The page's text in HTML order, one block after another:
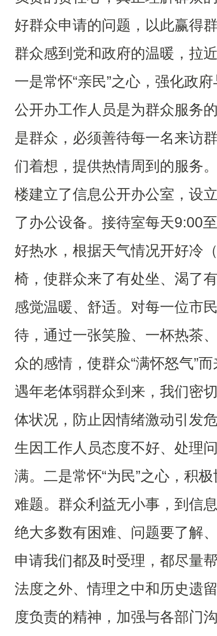
好群众申请的问题，以此赢得
群众感到党和政府的温暖，拉
一是常怀“亲民”之心，强化政
公开办工作人员是为群众服务
是群众，必须善待每一名来访
们着想，提供热情周到的服务
楼建立了信息公开办公室，设
了办公设备。接待室每天9:00
好热水，根据天气情况开好冷
椅，使群众来了有处坐、渴了
感觉温暖、舒适。对每一位市
待，通过一张笑脸、一杯热茶
众的感情，使群众“满怀怒气”
遇年老体弱群众到来，我们密
体状况，防止因情绪激动引发
生因工作人员态度不好、处理
满。二是常怀“为民”之心，积
难题。群众利益无小事，到信
绝大多数有困难、问题要了解
申请我们都及时受理，都尽量
法度之外、情理之中和历史遗
度负责的精神，加强与各部门